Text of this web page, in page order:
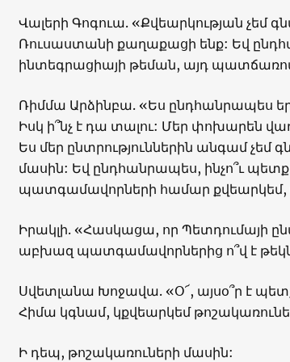
Վալերի Գոգուա. «Քվեարկության չեմ
Ռուսաստանի քաղաքացի ենք: Եվ
ինտեգրացիայի թեման, այդ պատճառով
Ռիմմա Արձինբա. «Ես ընդհանրապես
Իսկ ի՞նչ է դա տալու: Մեր փոխարեն
Ես մեր ընտրություններին անգամ չեմ
մասին: Եվ ընդհանրապես, ինչո՞ւ
պատգամավորների համար քվեարկեմ,
Իրակլի. «Հասկացա, որ Պետդումայի
աբխազ պատգամավորներից ո՞վ է
Սվետլանա Խոջավա. «Օ՜, այսօ՞ր է
Հիմա կգնամ, կքվեարկեմ
Ի դեպ, թոշակառուների մասին: